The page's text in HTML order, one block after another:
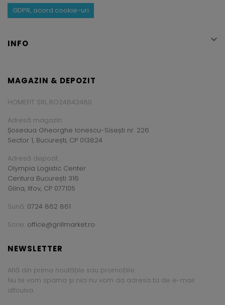
GDPR, acord cookie-uri
INFO 
MAGAZIN & DEPOZIT
HOMEFIT SRL RO24842480
Adresă magazin:
Șoseaua Gheorghe Ionescu-Sisești nr. 226
Sector 1, București, CP 013824
Adresă depozit:
Olympia Logistic Center
Centura București 316
Glina, Ilfov, CP 077105
Sună: 0724 862 861
Scrie: office@grillmarket.ro
NEWSLETTER
Află din prima noutățile sau promoțiile.
Nu te vom spama și nici nu vom da adresa ta de e-mail
altcuiva.